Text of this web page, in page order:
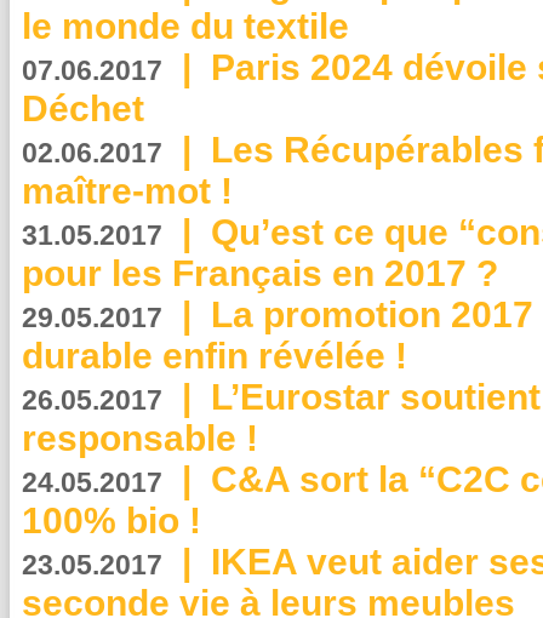
le monde du textile
07.06.2017 | Paris 2024
Déchet
02.06.2017 | Les Récupérables
maître-mot !
31.05.2017 | Qu’est ce que
pour les Français en 2017 ?
29.05.2017 | La promotion
durable enfin révélée !
26.05.2017 | L’Eurostar
responsable !
24.05.2017 | C&A sort la “C2C
100% bio !
23.05.2017 | IKEA veut aider
seconde vie à leurs meubles